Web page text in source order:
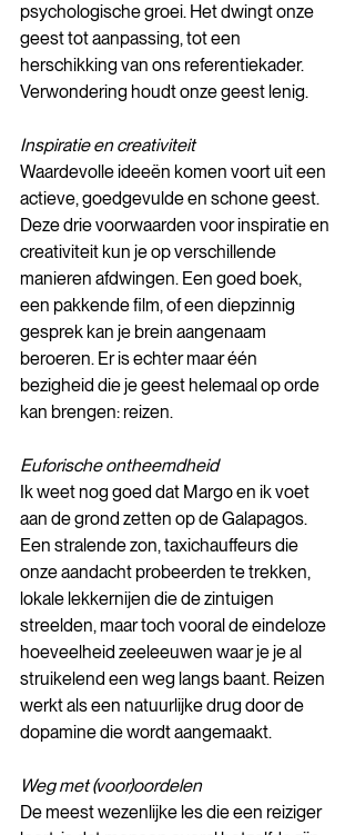
psychologische groei. Het dwingt onze
geest tot aanpassing, tot een
herschikking van ons referentiekader.
Verwondering houdt onze geest lenig.
Inspiratie en creativiteit
Waardevolle ideeën komen voort uit een
actieve, goedgevulde en schone geest.
Deze drie voorwaarden voor inspiratie en
creativiteit kun je op verschillende
manieren afdwingen. Een goed boek,
een pakkende film, of een diepzinnig
gesprek kan je brein aangenaam
beroeren. Er is echter maar één
bezigheid die je geest helemaal op orde
kan brengen: reizen.
Euforische ontheemdheid
Ik weet nog goed dat Margo en ik voet
aan de grond zetten op de Galapagos.
Een stralende zon, taxichauffeurs die
onze aandacht probeerden te trekken,
lokale lekkernijen die de zintuigen
streelden, maar toch vooral de eindeloze
hoeveelheid zeeleeuwen waar je je al
struikelend een weg langs baant. Reizen
werkt als een natuurlijke drug door de
dopamine die wordt aangemaakt.
Weg met (voor)oordelen
De meest wezenlijke les die een reiziger